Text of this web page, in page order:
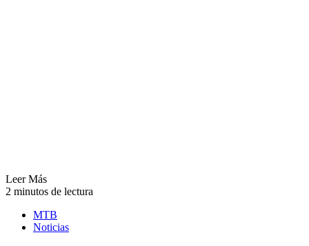
Leer Más
2 minutos de lectura
MTB
Noticias